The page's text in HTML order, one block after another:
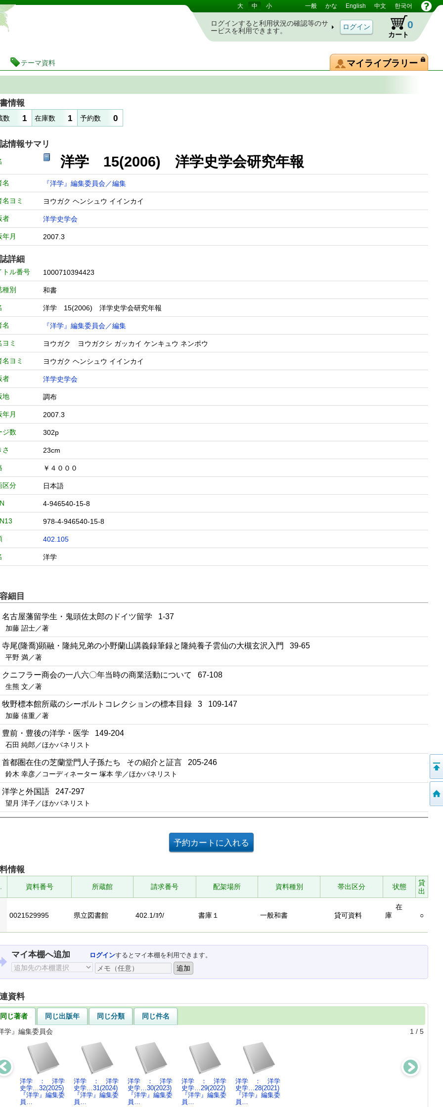
静岡県立図書館 蔵書検索・予約システム 大 中 小 一般 かな English 中文 한국어
ログインすると利用状況の確認等のサ
ービスを利用できます。
カート
0
テーマ資料 マイライブラリー
情報
数 1 在庫数 1 予約数 0
情報サマリ
洋学 15(2006) 洋学史学会研究年報
名 『洋学』編集委員会／編集
名ヨミ ヨウガク ヘンシュウ イインカイ
者 洋学史学会
年月 2007.3
詳細
トル番号 1000710394423
種別 和書
洋学 15(2006) 洋学史学会研究年報
名 『洋学』編集委員会／編集
ヨミ ヨウガク ヨウガクシ ガッカイ ケンキュウ ネンポウ
名ヨミ ヨウガク ヘンシュウ イインカイ
者 洋学史学会
地 調布
年月 2007.3
ジ数 302p
さ 23cm
￥４０００
区分 日本語
4-946540-15-8
978-4-946540-15-8
402.105
洋学
細目
名古屋藩留学生・鬼頭佐太郎のドイツ留学 1-37
加藤 詔士／著
寺尾(隆喬)顕融・隆純兄弟の小野蘭山講義録筆録と隆純養子雲仙の大槻玄沢入門 39-65
平野 満／著
クニフラー商会の一八六〇年当時の商業活動について 67-108
生熊 文／著
牧野標本館所蔵のシーボルトコレクションの標本目録 3 109-147
加藤 僖重／著
豊前・豊後の洋学・医学 149-204
石田 純郎／ほかパネリスト
首都圏在住の芝蘭堂門人子孫たち その紹介と証言 205-246
鈴木 幸彦／コーディネーター 塚本 学／ほかパネリスト
洋学と外国語 247-297
望月 洋子／ほかパネリスト
情報
資料番号 所蔵館 請求番号 配架場所 資料種別 帯出区分 状態
貸
出
0021529995 県立図書館 402.1/ﾖｳ/ 書庫１ 一般和書 貸可資料
在
庫
○
マイ本棚へ追加 ログインするとマイ本棚を利用できます。
資料
同じ著者 同じ出版年 同じ分類
同じ件名
学』編集委員会
1 / 5
洋学 ： 洋学
史学…32(2025)
『洋学』編集委
員…
洋学 ： 洋学
史学…31(2024)
『洋学』編集委
員…
洋学 ： 洋学
史学…30(2023)
『洋学』編集委
員…
洋学 ： 洋学
史学…29(2022)
『洋学』編集委
員…
洋学 ： 洋学
史学…28(2021)
『洋学』編集委
員…